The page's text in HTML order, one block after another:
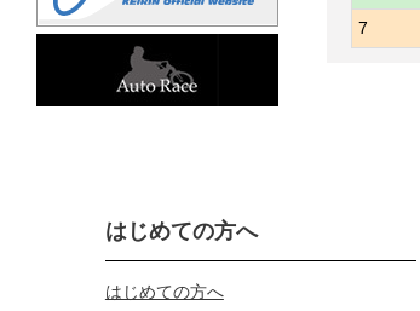
7
はじめての方へ
はじめての方へ